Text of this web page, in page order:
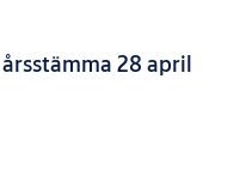
årsstämma 28 april